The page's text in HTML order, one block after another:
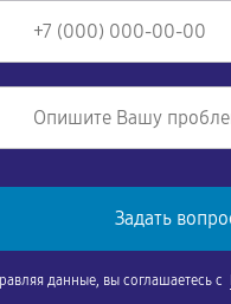
данные, вы соглашаетесь с